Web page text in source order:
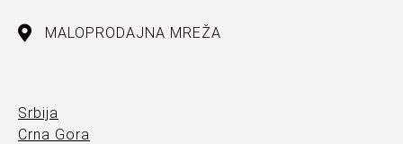
MALOPRODAJNA MREŽA
Srbija
Crna Gora